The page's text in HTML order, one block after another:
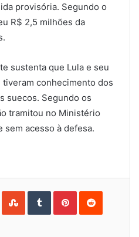
provisória. Segundo o
R$ 2,5 milhões da
sustenta que Lula e seu
conhecimento dos
suecos. Segundo os
tramitou no Ministério
sem acesso à defesa.
StumbleUpon
TumblrPinterestReddit